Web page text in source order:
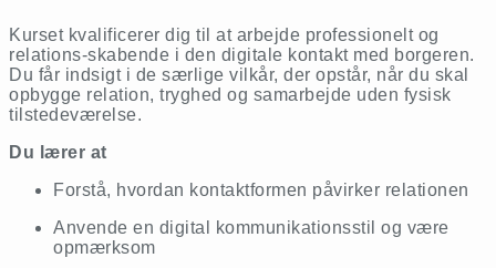
Kurset kvalificerer dig til at arbejde professionelt og
relations-skabende i den digitale kontakt med borgeren.
Du får indsigt i de særlige vilkår, der opstår, når du skal
opbygge relation, tryghed og samarbejde uden fysisk
tilstedeværelse.
Du lærer at
Forstå, hvordan kontaktformen påvirker relationen
Anvende en digital kommunikationsstil og være
opmærksom